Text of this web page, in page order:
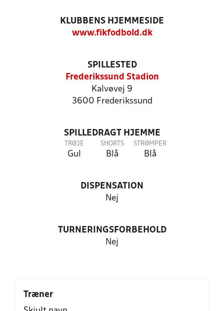
KLUBBENS HJEMMESIDE
www.fikfodbold.dk
SPILLESTED
Frederikssund Stadion
Kalvøvej 9
3600 Frederikssund
SPILLEDRAGT HJEMME
TRØJE
Gul
SHORTS
Blå
STRØMPER
Blå
DISPENSATION
Nej
TURNERINGSFORBEHOLD
Nej
Træner